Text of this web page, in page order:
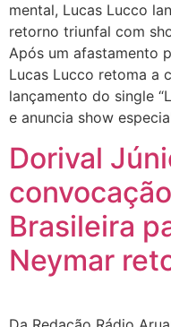
mental, Lucas Lucco
retorno triunfal com
Após um afastamento
Lucas Lucco retoma a
lançamento do single
e anuncia show
Dorival
Brasileira
Neymar